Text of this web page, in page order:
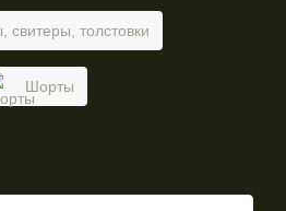
свитеры, толстовки
Шорты